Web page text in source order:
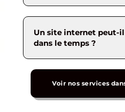
Un site internet peut-
dans le temps ?
Voir nos services